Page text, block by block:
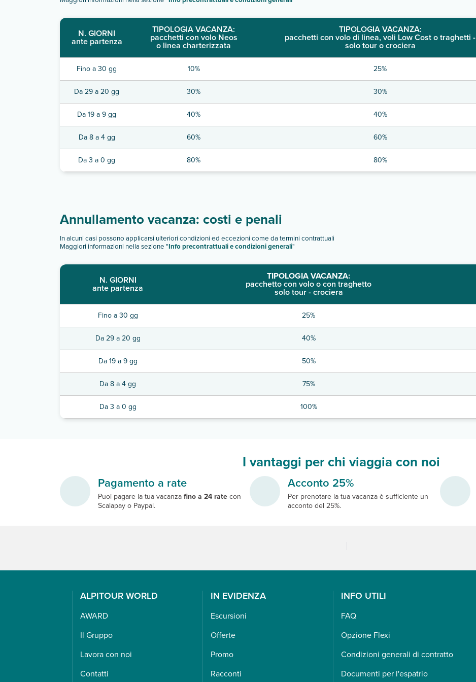
N. GIORNI
ante partenza
TIPOLOGIA VACANZA:
pacchetti con volo Neos
o linea charterizzata
TIPOLOGIA VACANZA:
pacchetti con volo di linea, voli Low Cost o traghetti -
solo tour o crociera
Fino a 30 gg 10% 25%
Da 29 a 20 gg 30% 30%
Da 19 a 9 gg 40% 40%
Da 8 a 4 gg 60% 60%
Da 3 a 0 gg 80% 80%
Annullamento vacanza: costi e penali
In alcuni casi possono applicarsi ulteriori condizioni ed eccezioni come da termini contrattuali
Maggiori informazioni nella sezione "Info precontrattuali e condizioni generali"
N. GIORNI
ante partenza
TIPOLOGIA VACANZA:
pacchetto con volo o con traghetto
solo tour - crociera
Fino a 30 gg 25%
Da 29 a 20 gg 40%
Da 19 a 9 gg 50%
Da 8 a 4 gg 75%
Da 3 a 0 gg 100%
I vantaggi per chi viaggia con noi
Pagamento a rate
Puoi pagare la tua vacanzafino a 24 ratecon
Scalapay o Paypal.
Acconto 25%
Per prenotare la tua vacanza è sufficiente un
acconto del 25%.
ALPITOUR WORLD
AWARD
Il Gruppo
Lavora con noi
Contatti
IN EVIDENZA
Escursioni
Offerte
Promo
Racconti
INFO UTILI
FAQ
Opzione Flexi
Condizioni generali di contratto
Documenti per l'espatrio